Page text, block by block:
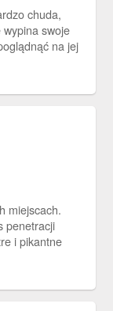
chuda,
wypina swoje
na jej
miejscach.
penetracji
i pikantne